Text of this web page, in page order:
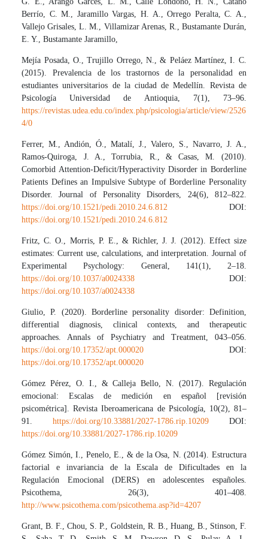
Berrío, C. M., Jaramillo Vargas, H. A., Orrego Peralta, C. A.,
Vallejo Grisales, L. M., Villamizar Arenas, R., Bustamante Durán,
E. Y., Bustamante Jaramillo,
Mejía Posada, O., Trujillo Orrego, N., & Peláez Martínez, I. C.
(2015). Prevalencia de los trastornos de la personalidad en
estudiantes universitarios de la ciudad de Medellín. Revista de
Psicología Universidad de Antioquia, 7(1), 73–96.
https://revistas.udea.edu.co/index.php/psicologia/article/view/2526
4/0
Ferrer, M., Andión, Ó., Matalí, J., Valero, S., Navarro, J. A.,
Ramos-Quiroga, J. A., Torrubia, R., & Casas, M. (2010).
Comorbid Attention-Deficit/Hyperactivity Disorder in Borderline
Patients Defines an Impulsive Subtype of Borderline Personality
Disorder. Journal of Personality Disorders, 24(6), 812–822.
https://doi.org/10.1521/pedi.2010.24.6.812 DOI:
https://doi.org/10.1521/pedi.2010.24.6.812
Fritz, C. O., Morris, P. E., & Richler, J. J. (2012). Effect size
estimates: Current use, calculations, and interpretation. Journal of
Experimental Psychology: General, 141(1), 2–18.
https://doi.org/10.1037/a0024338 DOI:
https://doi.org/10.1037/a0024338
Giulio, P. (2020). Borderline personality disorder: Definition,
differential diagnosis, clinical contexts, and therapeutic
approaches. Annals of Psychiatry and Treatment, 043–056.
https://doi.org/10.17352/apt.000020 DOI:
https://doi.org/10.17352/apt.000020
Gómez Pérez, O. I., & Calleja Bello, N. (2017). Regulación
emocional: Escalas de medición en español [revisión
psicométrica]. Revista Iberoamericana de Psicología, 10(2), 81–
91. https://doi.org/10.33881/2027-1786.rip.10209 DOI:
https://doi.org/10.33881/2027-1786.rip.10209
Gómez Simón, I., Penelo, E., & de la Osa, N. (2014). Estructura
factorial e invariancia de la Escala de Dificultades en la
Regulación Emocional (DERS) en adolescentes españoles.
Psicothema, 26(3), 401–408.
http://www.psicothema.com/psicothema.asp?id=4207
Grant, B. F., Chou, S. P., Goldstein, R. B., Huang, B., Stinson, F.